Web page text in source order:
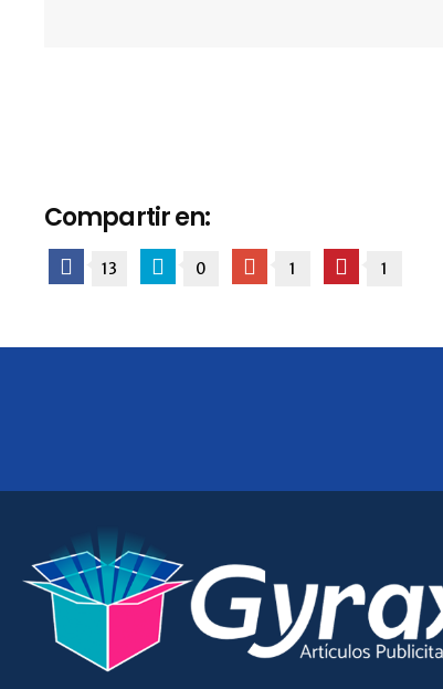
Compartir en:
13 0 1 1